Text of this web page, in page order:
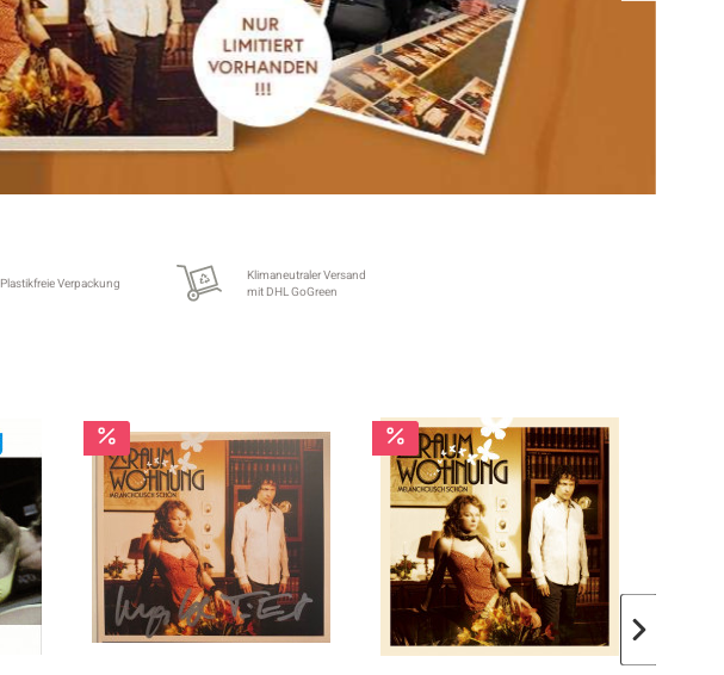
Plastikfreie Verpackung
Klimaneutraler Versand
mit DHL GoGreen